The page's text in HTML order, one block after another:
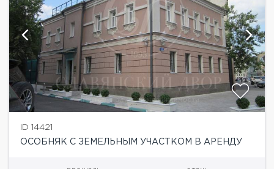
ID 14421
ОСОБНЯК С ЗЕМЕЛЬНЫМ УЧАСТКОМ В АРЕНДУ